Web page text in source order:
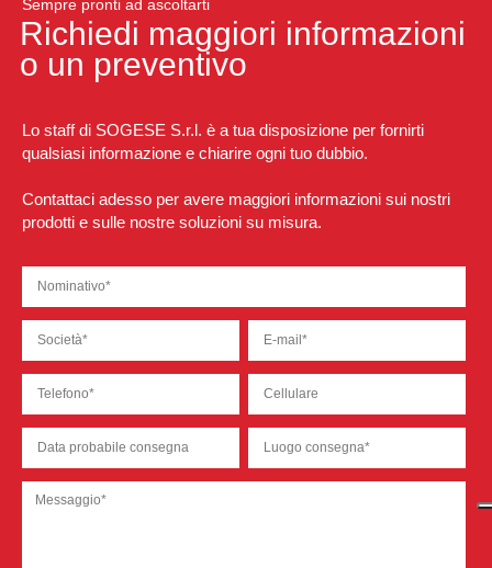
Sempre pronti ad ascoltarti
Richiedi maggiori informazioni
o un preventivo
Lo staff di SOGESE S.r.l. è a tua disposizione per fornirti
qualsiasi informazione e chiarire ogni tuo dubbio.
Contattaci adesso per avere maggiori informazioni sui nostri
prodotti e sulle nostre soluzioni su misura.